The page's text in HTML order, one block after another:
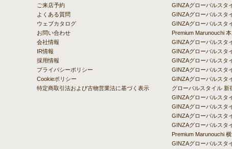
ご来店予約
よくある質問
ウェブカタログ
お問い合わせ
会社情報
IR情報
採用情報
プライバシーポリシー
Cookieポリシー
特定商取引法および古物営業法に基づく表示
GINZAグローバルスタ
GINZAグローバルスタ
GINZAグローバルスタ
Premium Marunouchi 本
GINZAグローバルスタ
GINZAグローバルスタ
GINZAグローバルスタ
GINZAグローバルスタ
GINZAグローバルスタ
グローバルスタイル 新
GINZAグローバルスタ
GINZAグローバルスタ
GINZAグローバルスタ
GINZAグローバルスタ
Premium Marunouchi
GINZAグローバルスタ